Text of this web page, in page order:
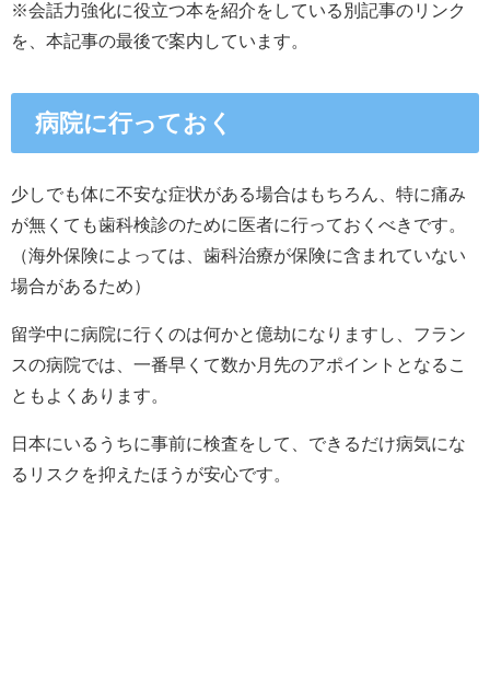
※会話力強化に役立つ本を紹介をしている別記事のリンク
を、本記事の最後で案内しています。
病院に行っておく
少しでも体に不安な症状がある場合はもちろん、特に痛み
が無くても歯科検診のために医者に行っておくべきです。
（海外保険によっては、歯科治療が保険に含まれていない
場合があるため）
留学中に病院に行くのは何かと億劫になりますし、フラン
スの病院では、一番早くて数か月先のアポイントとなるこ
ともよくあります。
日本にいるうちに事前に検査をして、できるだけ病気にな
るリスクを抑えたほうが安心です。